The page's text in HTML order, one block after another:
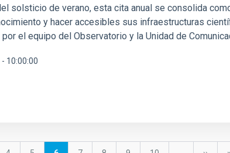
solsticio de verano, esta cita anual se consolida
y hacer accesibles sus infraestructuras
el equipo del Observatorio y la Unidad de
10:00:00